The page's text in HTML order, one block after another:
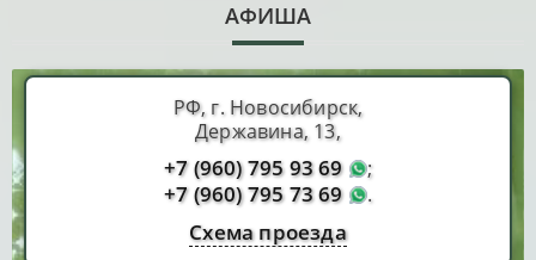
АФИША
РФ, г. Новосибирск,
Державина, 13,
+7 (960) 795 93 69 ;
+7 (960) 795 73 69 .
Схема проезда